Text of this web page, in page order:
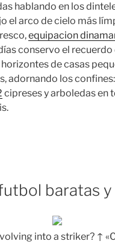
hablando en los
el arco de cielo más
equipacion
conservo el
de casas
adornando los
cipreses y arboledas en
baratas
into a striker? ↑